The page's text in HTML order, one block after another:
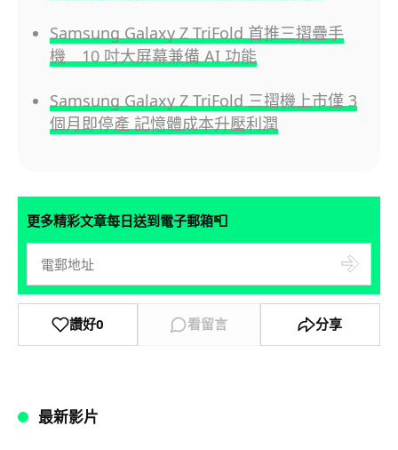
Samsung Galaxy Z TriFold 首推三摺疊手
機 10 吋大屏幕兼備 AI 功能
Samsung Galaxy Z TriFold 三摺機上市僅 3
個月即停產 記憶體成本升壓利潤
更多精彩文章每日送到電子郵箱📮
讚好0 看留言 分享
最新影片